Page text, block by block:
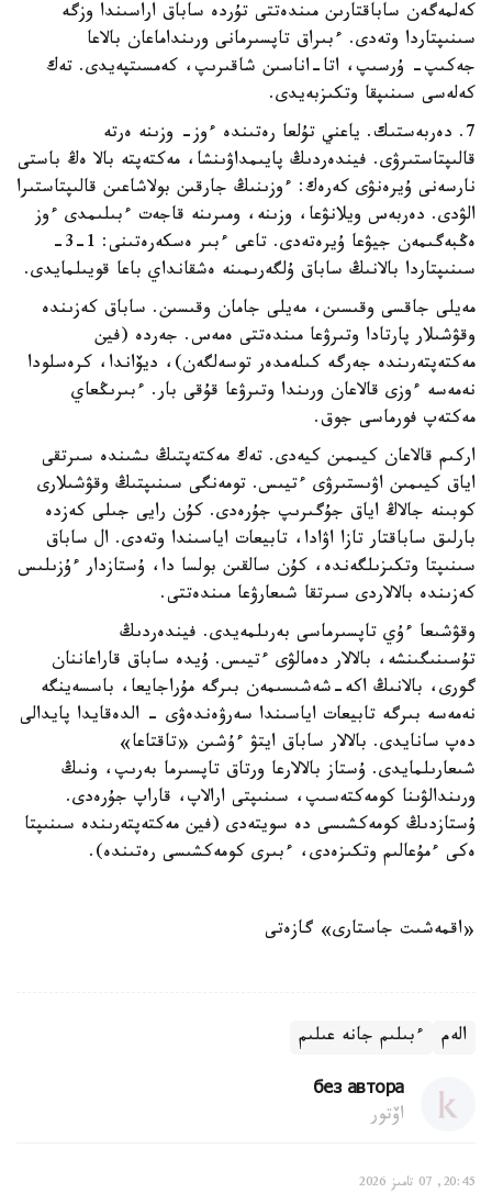
كەلمەگەن ساباقتارىن مىندەتتى تۇردە ساباق اراسىندا وزگە
سىنىپتاردا وتەدى. ءبىراق تاپسىرمانى ورىنداماعان بالاعا
جەكىپ- ۇرسىپ، اتا-اناسىن شاقىرىپ، كەمسىتپەيدى. تەك
كەلەسى سىنىپقا وتكىزبەيدى.
7. دەربەستىك. ياعني تۇلعا رەتىندە ءوز- وزىنە ەرتە
قالىپتاستىرۋى. فيندەردىڭ پايىمداۋىنشا، مەكتەپتە بالا ەڭ باستى
نارسەنى ۇيرەنۋى كەرەك: ءوزىنىڭ جارقىن بولاشاعىن قالىپتاستىرا
الۋدى. دەربەس ويلانۋعا، وزىنە، ومىرىنە قاجەت ءبىلىمدى ءوز
ەڭبەگىمەن جيۋعا ۇيرەتەدى. تاعى ءبىر ەسكەرەتىنى: 1-3-
سىنىپتاردا بالانىڭ ساباق ۇلگەرىمىنە ەشقانداي باعا قويىلمايدى.
مەيلى جاقسى وقىسىن، مەيلى جامان وقىسىن. ساباق كەزىندە
وقۋشىلار پارتادا وتىرۋعا مىندەتتى ەمەس. جەردە (فين
مەكتەپتەرىندە جەرگە كىلەمدەر توسەلگەن)، ديۆاندا، كرەسلودا
نەمەسە ءوزى قالاعان ورىندا وتىرۋعا قۇقى بار. ءبىرىڭعاي
مەكتەپ فورماسى جوق.
اركىم قالاعان كيىمىن كيەدى. تەك مەكتەپتىڭ ىشىندە سىرتقى
اياق كيىمىن اۋىستىرۋى ءتيىس. تومەنگى سىنىپتىڭ وقۋشىلارى
كوبىنە جالاڭ اياق جۇگىرىپ جۇرەدى. كۇن رايى جىلى كەزدە
بارلىق ساباقتار تازا اۋادا، تابيعات اياسىندا وتەدى. ال ساباق
سىنىپتا وتكىزىلگەندە، كۇن سالقىن بولسا دا، ۇستازدار ءۇزىلىس
كەزىندە بالالاردى سىرتقا شىعارۋعا مىندەتتى.
وقۋشىعا ءۇي تاپسىرماسى بەرىلمەيدى. فيندەردىڭ
تۇسىنىگىنشە، بالالار دەمالۋى ءتيىس. ۇيدە ساباق قاراعاننان
گورى، بالانىڭ اكە-شەشىسىمەن بىرگە مۇراجايعا، باسسەينگە
نەمەسە بىرگە تابيعات اياسىندا سەرۋەندەۋى - الدەقايدا پايدالى
دەپ سانايدى. بالالار ساباق ايتۋ ءۇشىن «تاقتاعا»
شىعارىلمايدى. ۇستاز بالالارعا ورتاق تاپسىرما بەرىپ، ونىڭ
ورىندالۋىنا كومەكتەسىپ، سىنىپتى ارالاپ، قاراپ جۇرەدى.
ۇستازدىڭ كومەكشىسى دە سويتەدى (فين مەكتەپتەرىندە سىنىپتا
ەكى ءمۇعالىم وتكىزەدى، ءبىرى كومەكشىسى رەتىندە).
«اقمەشىت جاستارى» گازەتى
الەم ءبىلىم جانە عىلىم
без автора
اۆتور
20:45, 07 تامىز 2026